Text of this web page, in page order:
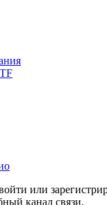
или
канал связи.